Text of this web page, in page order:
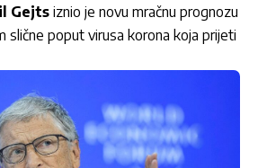
Gejts iznio je novu mračnu prognozu
slične poput virusa korona koja prijeti